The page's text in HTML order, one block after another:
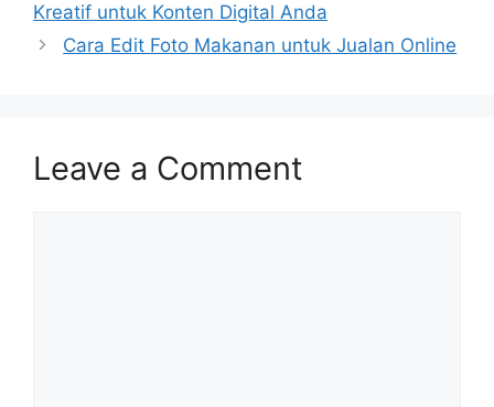
Kreatif untuk Konten Digital Anda
Cara Edit Foto Makanan untuk Jualan Online
Leave a Comment